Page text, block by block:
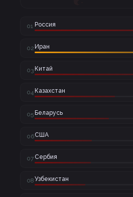
01 Россия
02 Иран
03 Китай
04 Казахстан
05 Беларусь
06США
07 Сербия
08Узбекистан